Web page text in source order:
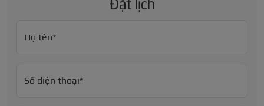
Họ tên*
Số điện thoại*